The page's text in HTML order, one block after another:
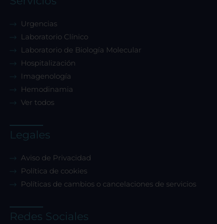
Urgencias
Laboratorio Clínico
Laboratorio de Biología Molecular
Hospitalización
Imagenología
Hemodinamia
Ver todos
Legales
Aviso de Privacidad
Política de cookies
Políticas de cambios o cancelaciones de servicios
Redes Sociales